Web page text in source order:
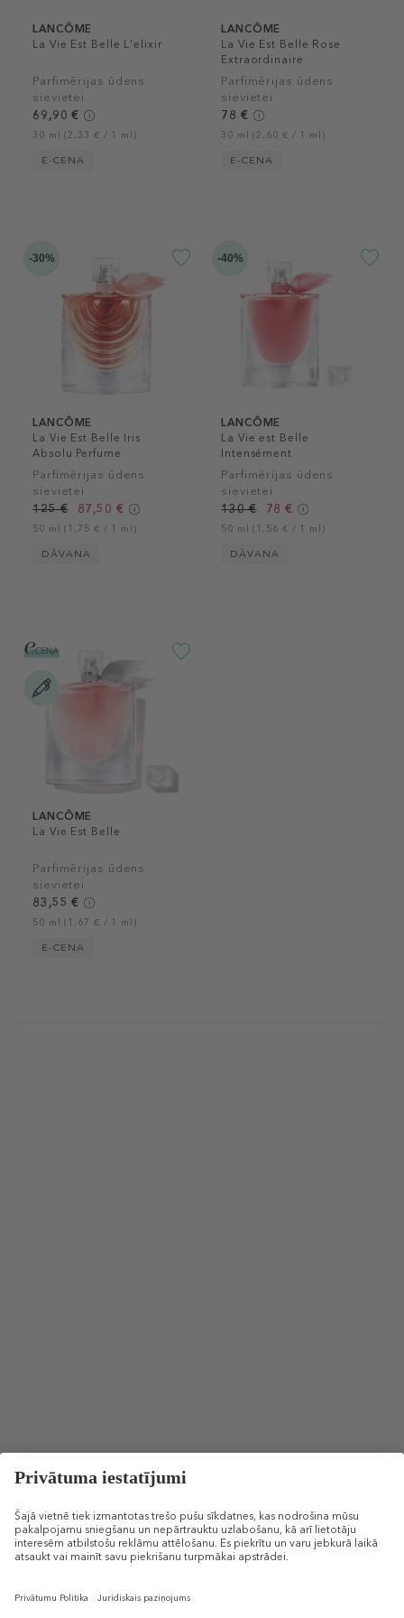
LANCÔME
La Vie Est Belle L'elixir
Parfimērijas ūdens
sievietei
69,90 €
30 ml (2,33 € / 1 ml)
E-CENA
LANCÔME
La Vie Est Belle Rose
Extraordinaire
Parfimērijas ūdens
sievietei
78 €
30 ml (2,60 € / 1 ml)
E-CENA
-30%
LANCÔME
La Vie Est Belle Iris
Absolu Perfume
Parfimērijas ūdens
sievietei
125 €
87,50 €
50 ml (1,75 € / 1 ml)
DĀVANA
-40%
LANCÔME
La Vie est Belle
Intensément
Parfimērijas ūdens
sievietei
130 €
78 €
50 ml (1,56 € / 1 ml)
DĀVANA
LANCÔME
La Vie Est Belle
Parfimērijas ūdens
sievietei
83,55 €
50 ml (1,67 € / 1 ml)
E-CENA